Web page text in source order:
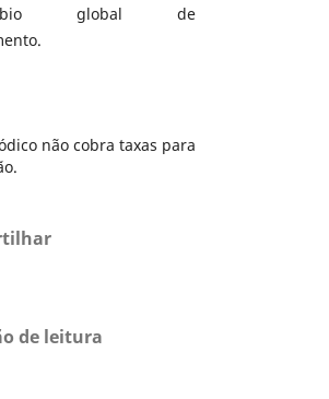
global de
não cobra taxas para
de leitura